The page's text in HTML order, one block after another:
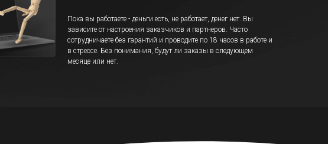
Пока вы работаете - деньги есть, не работает, денег нет. Вы
зависите от настроения заказчиков и партнеров. Часто
сотрудничаете без гарантий и проводите по 18 часов в работе и
в стрессе. Без понимания, будут ли заказы в следующем
месяце или нет.